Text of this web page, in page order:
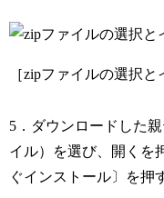
［zipファイルの選択と
5．ダウンロードした
イル）を選び、開くを
ぐインストール〕を押